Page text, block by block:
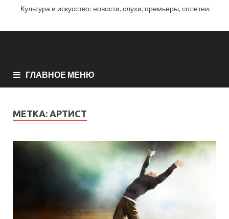
Культура и искусство: новости, слухи, премьеры, сплетни.
ГЛАВНОЕ МЕНЮ
МЕТКА: АРТИСТ